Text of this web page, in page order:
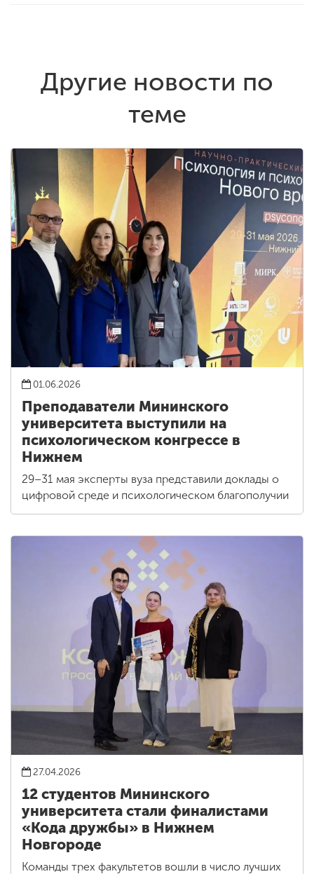
Другие новости по
теме
01.06.2026
Преподаватели Мининского
университета выступили на
психологическом конгрессе в
Нижнем
29–31 мая эксперты вуза представили доклады о
цифровой среде и психологическом благополучии
27.04.2026
12 студентов Мининского
университета стали финалистами
«Кода дружбы» в Нижнем
Новгороде
Команды трех факультетов вошли в число лучших